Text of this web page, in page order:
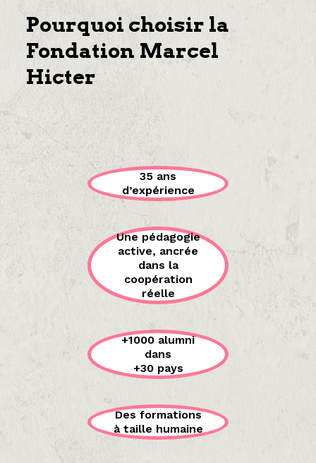
Pourquoi choisir la
Fondation Marcel
Hicter
35 ans
d’expérience
Une pédagogie
active, ancrée
dans la
coopération
réelle
+1000 alumni
dans
+30 pays
Des formations
à taille humaine